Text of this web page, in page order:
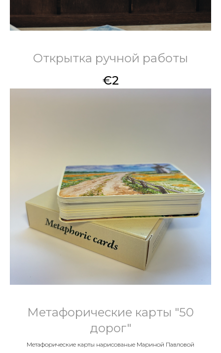
Открытка ручной работы
€2
Метафорические карты "50
дорог"
Метафорические карты нарисованые Мариной Павловой